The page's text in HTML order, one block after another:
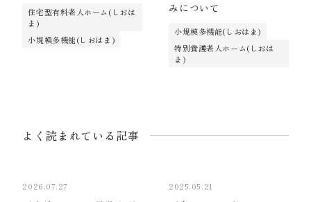
住宅型有料老人ホーム(しおは
ま)
小規模多機能(しおはま)
みについて
小規模多機能(しおはま)
特別養護老人ホーム(しおは
ま)
よく読まれている記事
2026.07.27 2025.05.21